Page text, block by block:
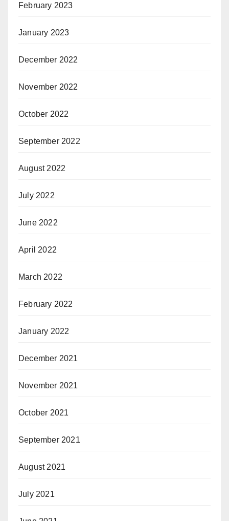
February 2023
January 2023
December 2022
November 2022
October 2022
September 2022
August 2022
July 2022
June 2022
April 2022
March 2022
February 2022
January 2022
December 2021
November 2021
October 2021
September 2021
August 2021
July 2021